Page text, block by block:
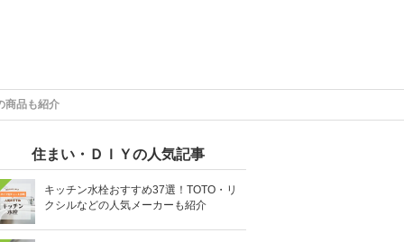
商品も紹介
住まい・ＤＩＹの人気記事
キッチン水栓おすすめ37選！TOTO・リ
クシルなどの人気メーカーも紹介